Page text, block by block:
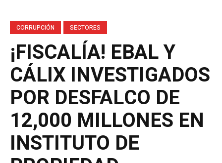
CORRUPCIÓN SECTORES
¡FISCALÍA! EBAL Y
CÁLIX INVESTIGADOS
POR DESFALCO DE
12,000 MILLONES EN
INSTITUTO DE